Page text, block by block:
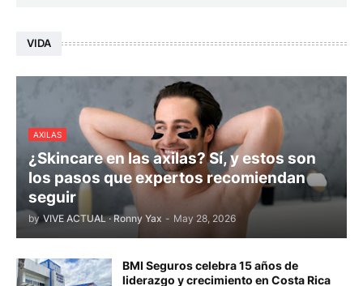
VIDA
AXILAS
¿Skincare en las axilas? Sí, y estos son
los pasos que expertos recomiendan
seguir
by VIVE ACTUAL · Ronny Yax - May 28, 2026
BMI Seguros celebra 15 años de
liderazgo y crecimiento en Costa Rica